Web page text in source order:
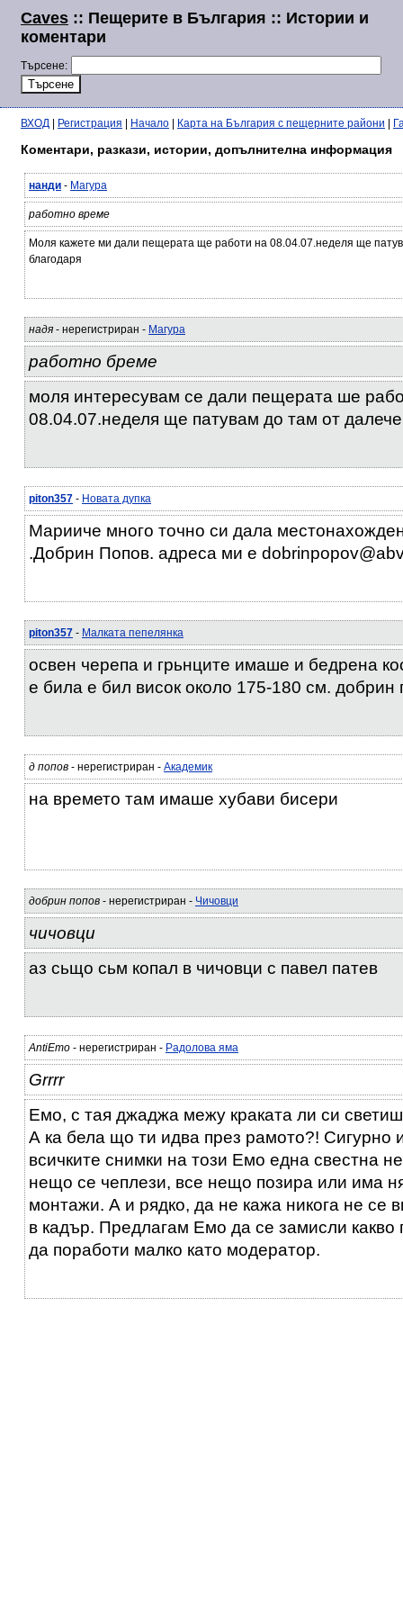
Caves :: Пещерите в България :: Истории и
коментари
Търсене:
ВХОД Регистрация Начало Карта на България с пещерните райони
Коментари, разкази, истории, допълнителна информация
нанди - Магура
работно време
Моля кажете ми дали пещерата ще работи на 08.04.07.неделя ще
благодаря
надя - нерегистриран - Магура
работно бреме
моля интересувам се дали пещерата ше
08.04.07.неделя ще патувам до там от
piton357 - Новата дупка
Марииче много точно си дала
.Добрин Попов. адреса ми е
piton357 - Малката пепелянка
освен черепа и грьнците имаше и бедрена
е била е бил висок около 175-180 см. добрин
д попов - нерегистриран - Академик
на времето там имаше хубави бисери
добрин попов - нерегистриран - Чичовци
чичовци
аз сьщо сьм копал в чичовци с павел патев
AntiEmo - нерегистриран - Радолова яма
Grrrr
Емо, с тая джаджа межу краката ли си
А ка бела що ти идва през рамото?! Сигурно
всичките снимки на този Емо една свестна
нещо се чеплези, все нещо позира или има
монтажи. А и рядко, да не кажа никога не се
в кадър. Предлагам Емо да се замисли какво
да поработи малко като модератор.